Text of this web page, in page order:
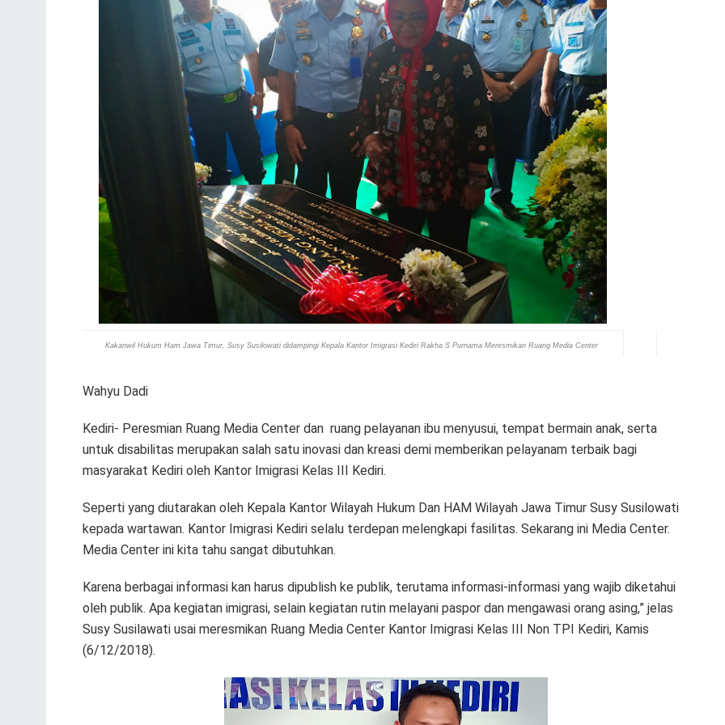
Kakanwil Hukum Ham Jawa Timur, Susy Susilowati didampingi Kepala Kantor Imigrasi Kediri Rakha S Purnama Meresmikan Ruang Media Center
Wahyu Dadi
Kediri- Peresmian Ruang Media Center dan ruang pelayanan ibu menyusui, tempat bermain anak, serta
untuk disabilitas merupakan salah satu inovasi dan kreasi demi memberikan pelayanam terbaik bagi
masyarakat Kediri oleh Kantor Imigrasi Kelas III Kediri.
Seperti yang diutarakan oleh Kepala Kantor Wilayah Hukum Dan HAM Wilayah Jawa Timur Susy Susilowati
kepada wartawan. Kantor Imigrasi Kediri selalu terdepan melengkapi fasilitas. Sekarang ini Media Center.
Media Center ini kita tahu sangat dibutuhkan.
Karena berbagai informasi kan harus dipublish ke publik, terutama informasi-informasi yang wajib diketahui
oleh publik. Apa kegiatan imigrasi, selain kegiatan rutin melayani paspor dan mengawasi orang asing,” jelas
Susy Susilawati usai meresmikan Ruang Media Center Kantor Imigrasi Kelas III Non TPI Kediri, Kamis
(6/12/2018).